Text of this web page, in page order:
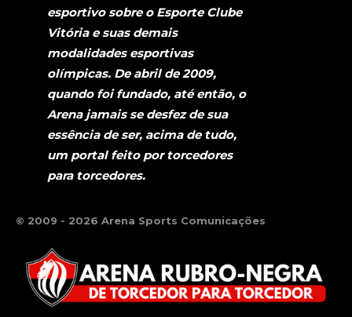
esportivo sobre o Esporte Clube
Vitória e suas demais
modalidades esportivas
olímpicas. De abril de 2009,
quando foi fundado, até então, o
Arena jamais se desfez de sua
essência de ser, acima de tudo,
um portal feito por torcedores
para torcedores.
© 2009 - 2026 Arena Sports Comunicações